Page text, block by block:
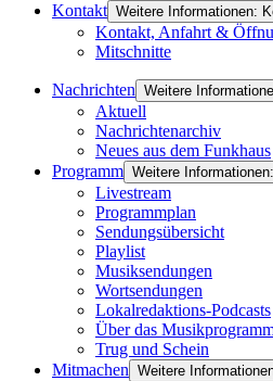
Kontakt Weitere Informationen:
Kontakt, Anfahrt &
Mitschnitte
Nachrichten Weitere
Aktuell
Nachrichtenarchiv
Neues aus dem Funkhaus
Programm Weitere
Livestream
Programmplan
Sendungsübersicht
Playlist
Musiksendungen
Wortsendungen
Lokalredaktions-Podcasts
Über das
Trug und Schein
Mitmachen Weitere